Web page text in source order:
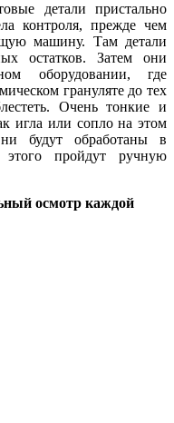
детали пристально
контроля, прежде чем
машину. Там детали
остатков. Затем они
оборудовании, где
грануляте до тех
Очень тонкие и
игла или сопло на этом
будут обработаны в
этого пройдут ручную
осмотр каждой